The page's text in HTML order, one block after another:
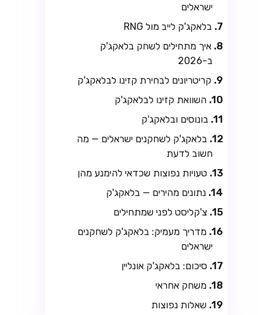
ישראלים
בלאקג'ק לייב מול RNG
איך מתחילים לשחק בלאקג'ק
ב-2026
קריטריונים לבחירת קזינו לבלאקג'ק
השוואת קזינו לבלאקג'ק
בונוסים ובלאקג'ק
בלאקג'ק לשחקנים ישראלים — מה
חשוב לדעת
טעויות נפוצות שכדאי להימנע מהן
נתונים מהירים — בלאקג'ק
צ'קליסט לפני שמתחילים
מדריך מעמיק: בלאקג'ק לשחקנים
ישראלים
סיכום: בלאקג'ק אונליין
משחק אחראי
שאלות נפוצות